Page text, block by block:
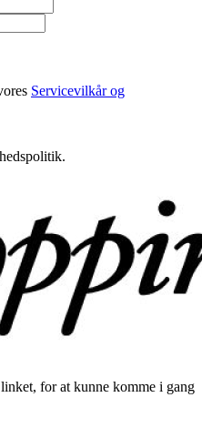
Servicevilkår og
for at kunne komme i gang